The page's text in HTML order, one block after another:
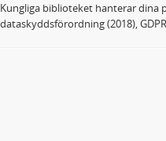
Kungliga biblioteket hanterar dina
dataskyddsförordning (2018),